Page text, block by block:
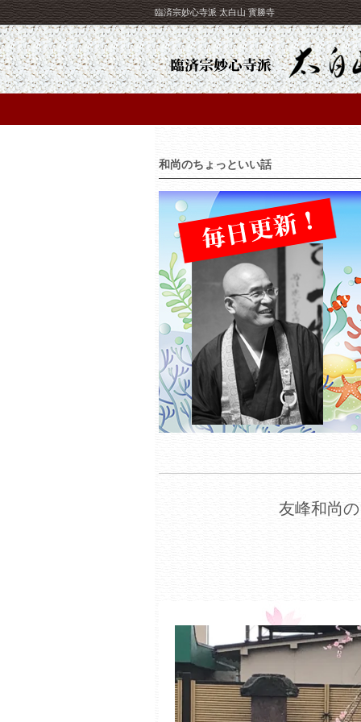
臨済宗妙心寺派 太白山 寳勝寺
和尚のちょっといい話
友峰和尚